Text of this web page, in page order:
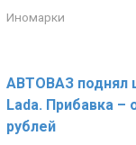
Иномарки
АВТОВАЗ поднял
Lada. Прибавка –
рублей